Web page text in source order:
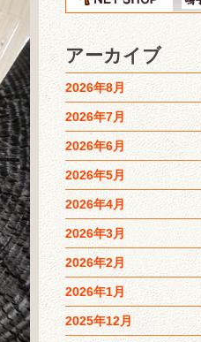
アーカイブ
2026年8月
2026年7月
2026年6月
2026年5月
2026年4月
2026年3月
2026年2月
2026年1月
2025年12月